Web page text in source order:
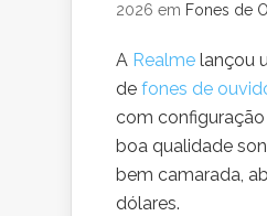
2026 em Fones de
A Realme lançou
de fones de
com configuração
boa qualidade
bem camarada,
dólares.